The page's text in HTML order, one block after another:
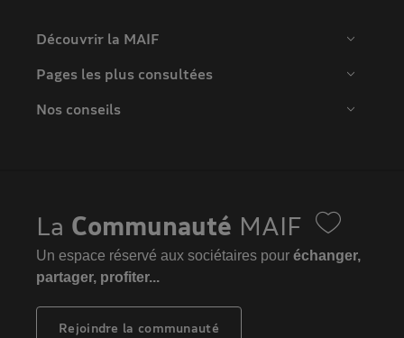
Découvrir la MAIF
Pages les plus consultées
Nos conseils
La Communauté MAIF
Un espace réservé aux sociétaires pour échanger,
partager, profiter...
Rejoindre la communauté